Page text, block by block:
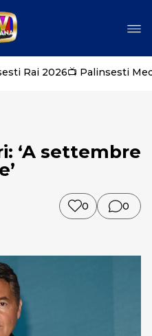
Rai 2026📺 Palinsesti
‘A settembre
0 0